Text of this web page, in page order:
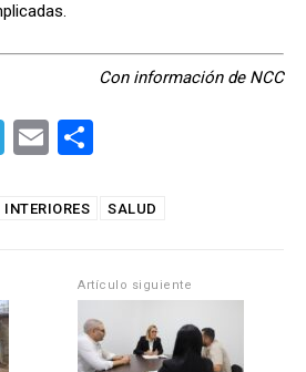
Con información de NCC
T
e
m
E
ail m
ar
tir
INTERIORES SALUD
Artículo siguiente